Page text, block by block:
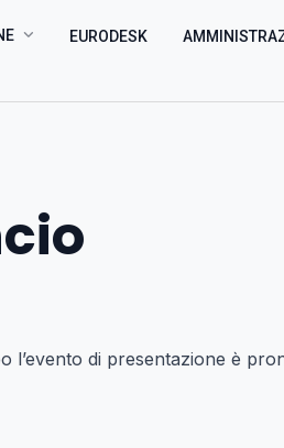
EURODESK
l’evento di presentazione è